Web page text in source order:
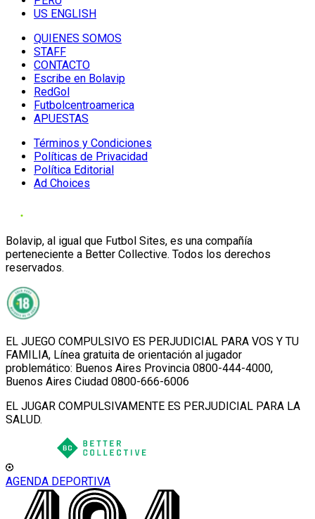
US ENGLISH
QUIENES SOMOS
STAFF
CONTACTO
Escribe en Bolavip
RedGol
Futbolcentroamerica
APUESTAS
Términos y Condiciones
Políticas de Privacidad
Política Editorial
Ad Choices
Bolavip, al igual que Futbol Sites, es una compañía
perteneciente a Better Collective. Todos los derechos
reservados.
EL JUEGO COMPULSIVO ES PERJUDICIAL PARA VOS Y TU
FAMILIA, Línea gratuita de orientación al jugador
problemático: Buenos Aires Provincia 0800-444-4000,
Buenos Aires Ciudad 0800-666-6006
EL JUGAR COMPULSIVAMENTE ES PERJUDICIAL PARA LA
SALUD.
AGENDA DEPORTIVA